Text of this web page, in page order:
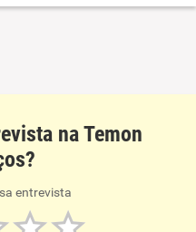
na Temon
entrevista